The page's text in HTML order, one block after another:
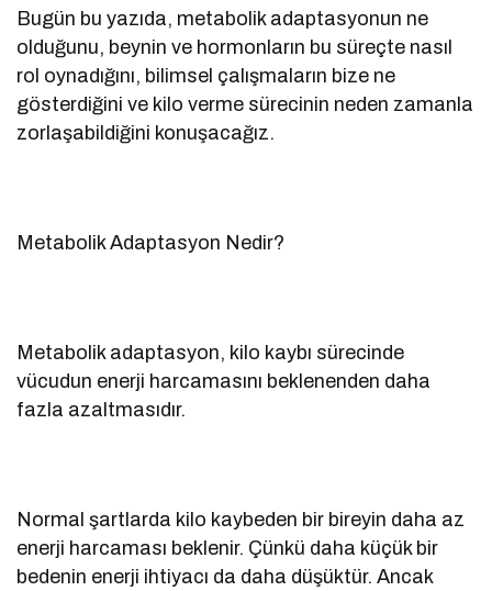
Bugün bu yazıda, metabolik adaptasyonun ne
olduğunu, beynin ve hormonların bu süreçte nasıl
rol oynadığını, bilimsel çalışmaların bize ne
gösterdiğini ve kilo verme sürecinin neden zamanla
zorlaşabildiğini konuşacağız.
Metabolik Adaptasyon Nedir?
Metabolik adaptasyon, kilo kaybı sürecinde
vücudun enerji harcamasını beklenenden daha
fazla azaltmasıdır.
Normal şartlarda kilo kaybeden bir bireyin daha az
enerji harcaması beklenir. Çünkü daha küçük bir
bedenin enerji ihtiyacı da daha düşüktür. Ancak